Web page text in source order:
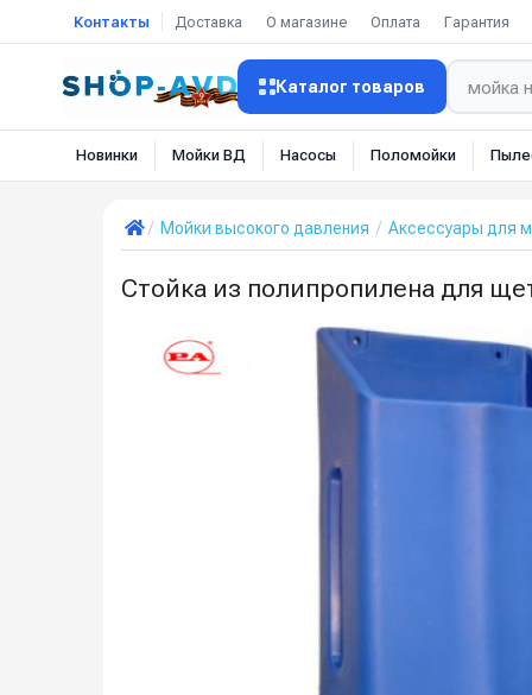
Контакты Доставка О магазине Оплата Гарантия
Каталог товаров
Новинки Мойки ВД Насосы Поломойки
Мойки высокого давления Аксессуары для
Стойка из полипропилена для